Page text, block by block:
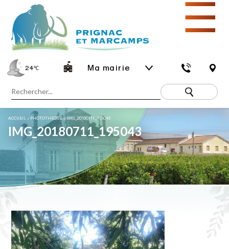
24℃ Ma mairie
☰
ACCUEIL » PHOTOTHÈQUE»IMG_20180711_195043
IMG_20180711_195043